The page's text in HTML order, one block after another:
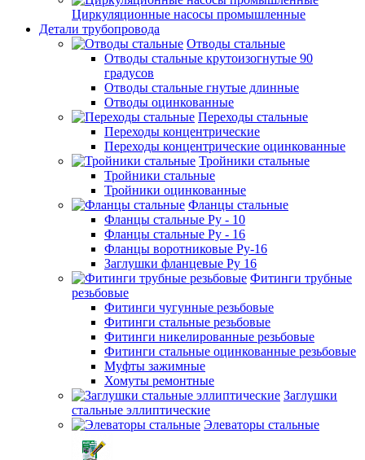
Циркуляционные насосы промышленные
Детали трубопровода
Отводы стальные
Отводы стальные крутоизогнутые 90
градусов
Отводы стальные гнутые длинные
Отводы оцинкованные
Переходы стальные
Переходы концентрические
Переходы концентрические оцинкованные
Тройники стальные
Тройники стальные
Тройники оцинкованные
Фланцы стальные
Фланцы стальные Ру - 10
Фланцы стальные Ру - 16
Фланцы воротниковые Ру-16
Заглушки фланцевые Ру 16
Фитинги трубные
резьбовые
Фитинги чугунные резьбовые
Фитинги стальные резьбовые
Фитинги никелированные резьбовые
Фитинги стальные оцинкованные резьбовые
Муфты зажимные
Хомуты ремонтные
Заглушки
стальные эллиптические
Элеваторы стальные